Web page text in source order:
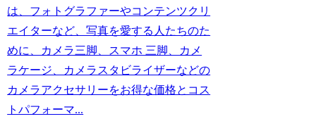
は、フォトグラファーやコンテンツクリ
エイターなど、写真を愛する人たちのた
めに、カメラ三脚、スマホ 三脚、カメ
ラケージ、カメラスタビライザーなどの
カメラアクセサリーをお得な価格とコス
トパフォーマ...